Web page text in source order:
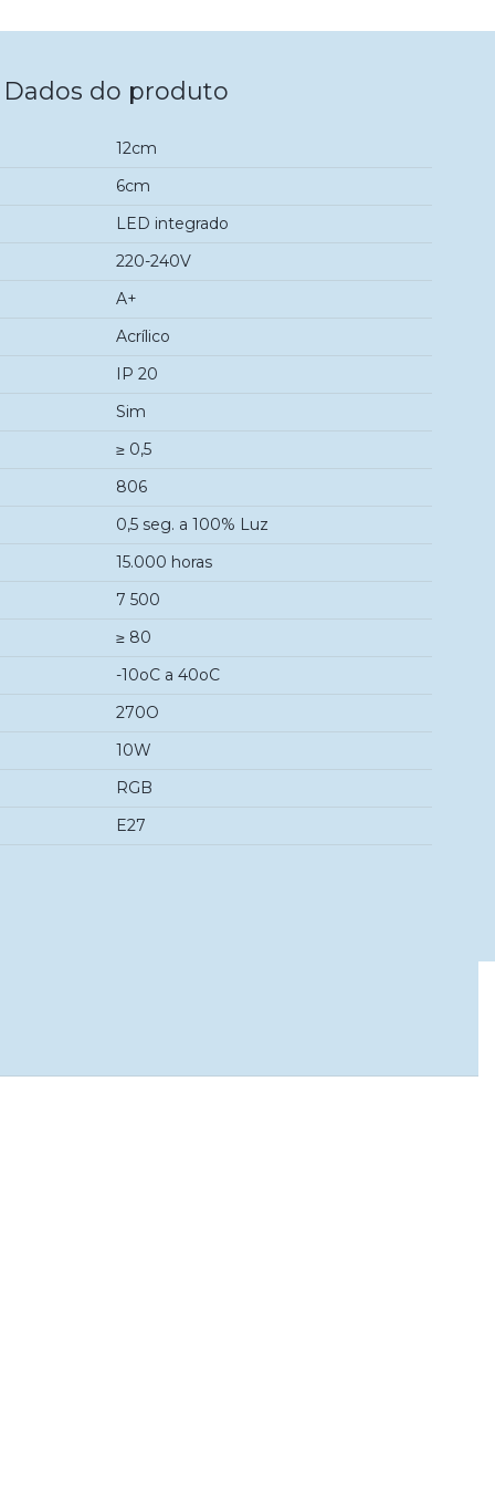
Dados do produto
12cm
6cm
LED integrado
220-240V
A+
Acrílico
IP 20
Sim
≥ 0,5
806
0,5 seg. a 100% Luz
15.000 horas
7 500
≥ 80
-10oC a 40oC
270O
10W
RGB
E27